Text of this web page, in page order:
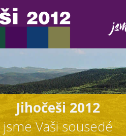
Jihočeši 2012
jsme Vaši sousedé